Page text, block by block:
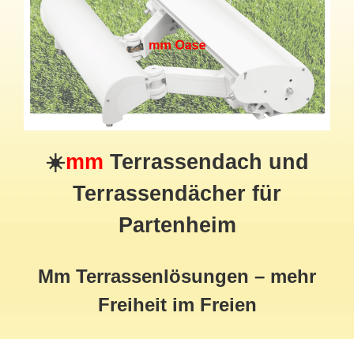
☀️mm Terrassendach und
Terrassendächer für
Partenheim
Mm Terrassenlösungen – mehr
Freiheit im Freien